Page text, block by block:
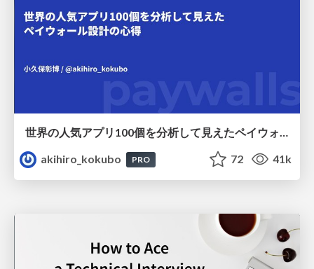
世界の人気アプリ100個を分析して見えたペイウォール設計の心得
akihiro_kokubo
PRO 72 41k